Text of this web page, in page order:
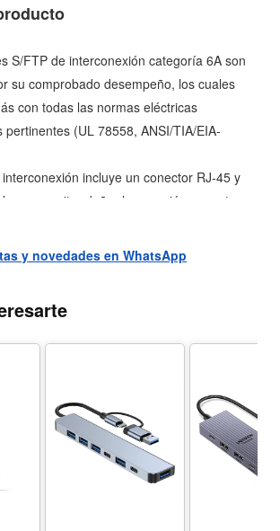
S/FTP de interconexión categoría 6A son
su comprobado desempeño, los cuales
con todas las normas eléctricas
pertinentes (UL 78558, ANSI/TIA/EIA-
incluye un conector RJ-45 y
para evitar dañar la conexión y mantener
adecuado.
componen de alambres de cobre trenzados
externo es de CMR flexible.
y novedades en WhatsApp